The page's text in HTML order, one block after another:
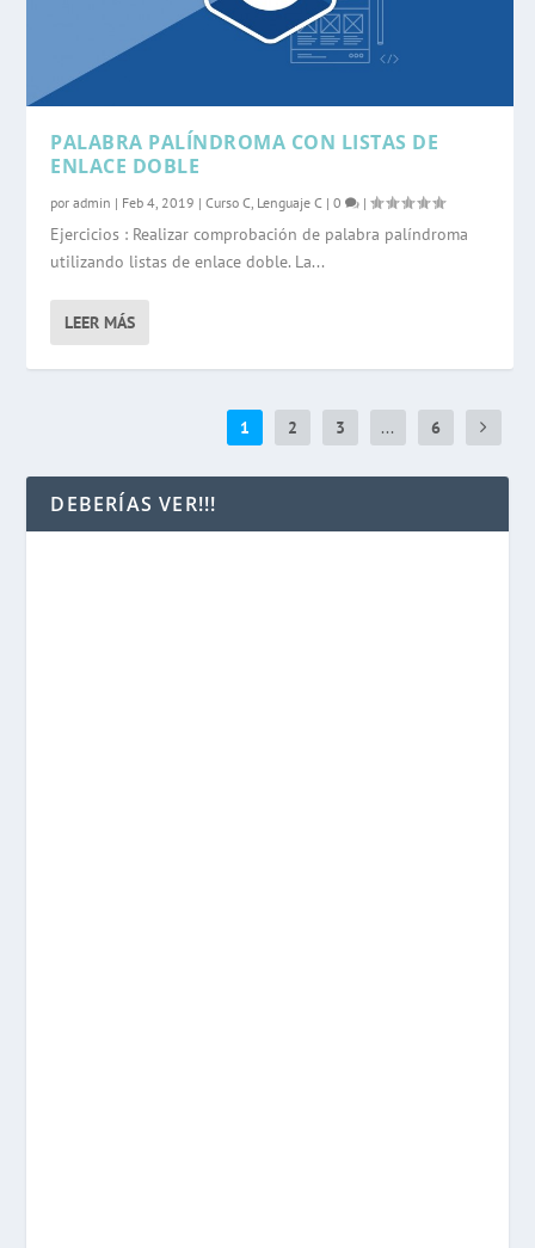
PALABRA PALÍNDROMA CON LISTAS DE
ENLACE DOBLE
poradmin | Feb 4, 2019 |Curso C, Lenguaje C |0 |
Ejercicios : Realizar comprobación de palabra palíndroma
utilizando listas de enlace doble. La...
LEER MÁS
1 2 3 ... 6
DEBERÍAS VER!!!